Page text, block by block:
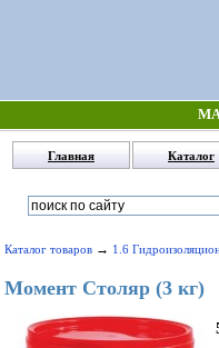
Главная Каталог
Каталог товаров→ 1.6
Момент Столяр (3 кг)